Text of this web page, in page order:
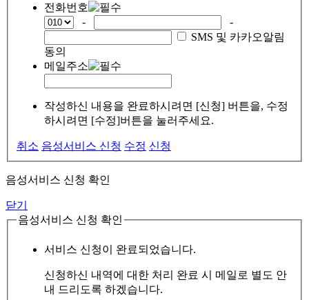
전화번호
-
-
SMS 및 카카오알림
동의
메일주소
작성하신 내용을 완료하시려면 [신청] 버튼을, 수정
하시려면 [수정]버튼을 눌러주세요.
취소 음성서비스 신청 수정 신청
음성서비스 신청 확인
닫기
음성서비스 신청 확인
서비스 신청이 완료되었습니다.
신청하신 내역에 대한 처리 완료 시 메일로 별도 안
내 드리도록 하겠습니다.